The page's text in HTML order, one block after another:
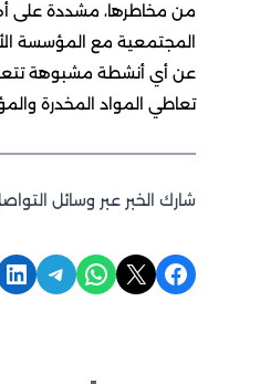
من مخاطرها، مشددة على
المجتمعية مع المؤسسة
عن أي أنشطة مشبوهة تتعلق
تعاطي المواد المخدرة
شارك الخبر عبر وسائل
Share on Facebook
Share on X
Share on WhatsApp
Share on Telegram
Share on LinkedIn